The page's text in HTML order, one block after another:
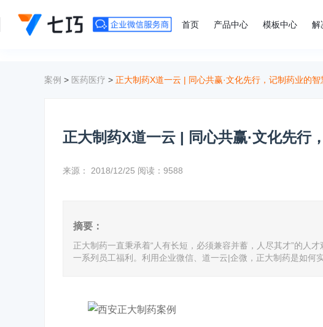
首页 产品中心 模板中心 解
案例 > 医药医疗 > 正大制药X道一云 | 同心共赢·文化先行，记制药业的智
正大制药X道一云 | 同心共赢·文化先行
来源： 2018/12/25 阅读：9588
摘要：
正大制药一直秉承着“人有长短，必须兼容并蓄，人尽其才”的人
一系列员工福利。利用企业微信、道一云|企微，正大制药是如何